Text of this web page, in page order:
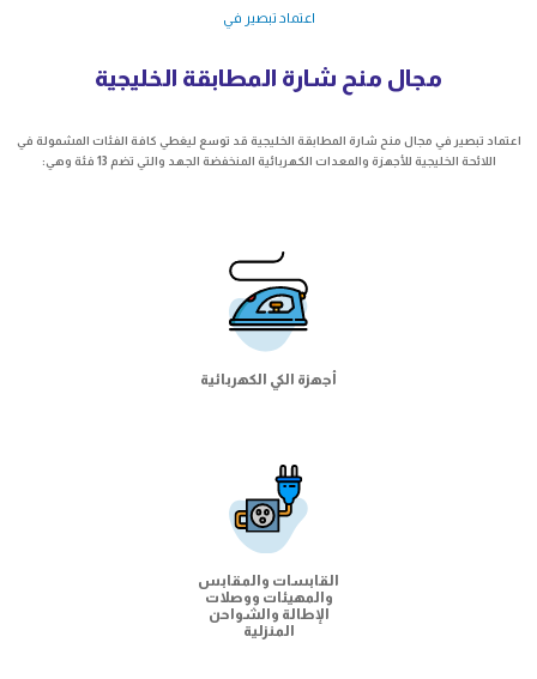
اعتماد تبصير في
مجال منح شارة المطابقة الخليجية
تبصير في مجال منح شارة المطابقة الخليجية قد توسع ليغطي كافة الفئات المشمولة في
اللائحة الخليجية للأجهزة والمعدات الكهربائية المنخفضة الجهد والتي تضم 13 فئة وهي:
أجهزة الكي الكهربائية
القابسات والمقابس
والمهيئات ووصلات
الإطالة والشواحن
المنزلية